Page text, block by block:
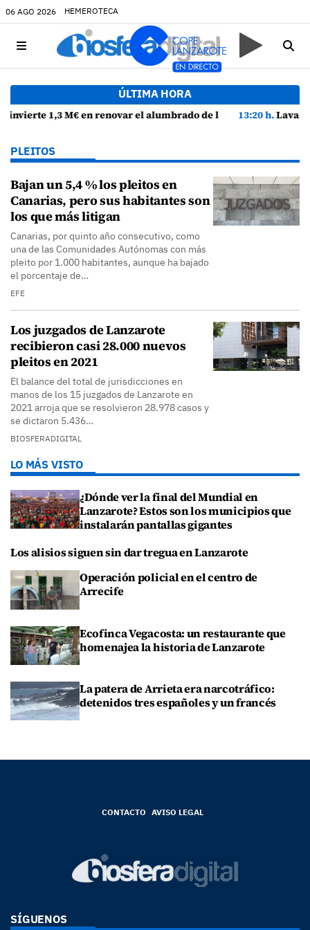
06 AGO 2026 HEMEROTECA
ÚLTIMA HORA
Alcalde Florencio Suárez y 31 calles aledañas
13:20 h.Lava Live Festival se consolida como atractivo turístico y
PLEITOS
Bajan un 5,4 % los pleitos en
Canarias, pero sus habitantes son
los que más litigan
Canarias, por quinto año consecutivo, como
una de las Comunidades Autónomas con más
pleito por 1.000 habitantes, aunque ha bajado
el porcentaje de…
EFE
Los juzgados de Lanzarote
recibieron casi 28.000 nuevos
pleitos en 2021
El balance del total de jurisdicciones en
manos de los 15 juzgados de Lanzarote en
2021 arroja que se resolvieron 28.978 casos y
se dictaron 5.436…
BIOSFERADIGITAL
LO MÁS VISTO
¿Dónde ver la final del Mundial en
Lanzarote? Estos son los municipios que
instalarán pantallas gigantes
Los alisios siguen sin dar tregua en Lanzarote
Operación policial en el centro de
Arrecife
Ecofinca Vegacosta: un restaurante que
homenajea la historia de Lanzarote
La patera de Arrieta era narcotráfico:
detenidos tres españoles y un francés
CONTACTO AVISO LEGAL
SÍGUENOS